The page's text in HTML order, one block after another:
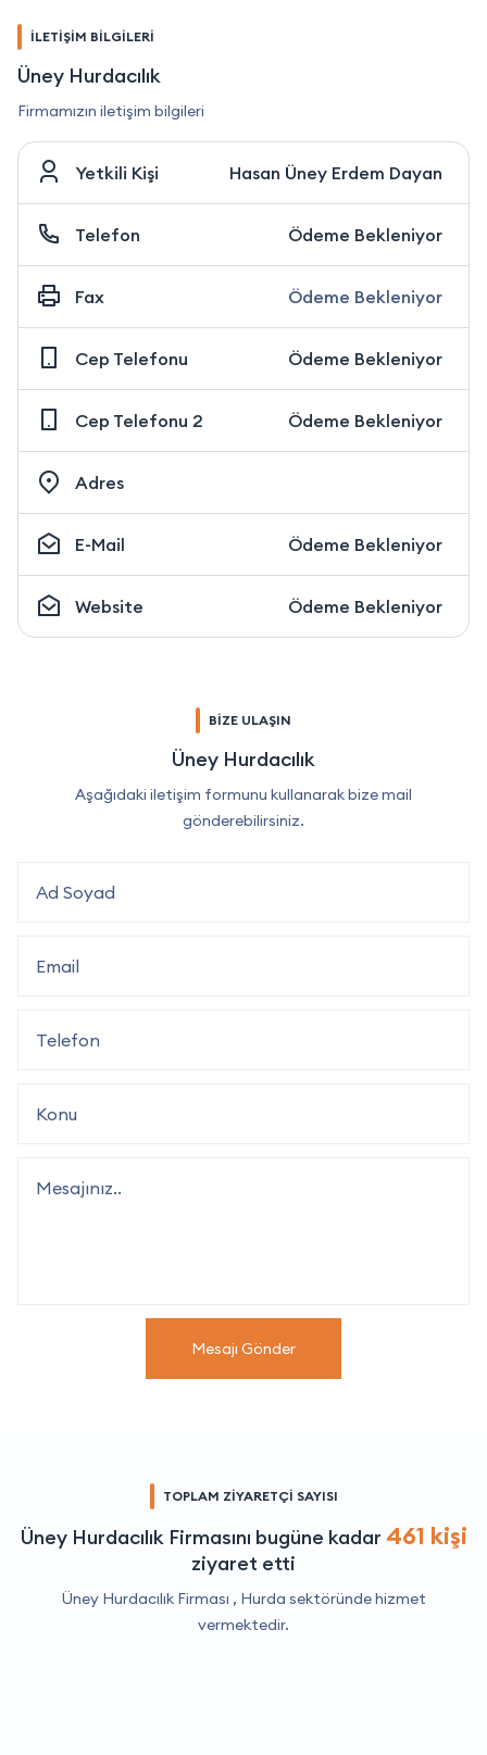
İLETİŞİM BİLGİLERİ
Üney Hurdacılık
Firmamızın iletişim bilgileri
Yetkili Kişi Hasan Üney Erdem Dayan
Telefon Ödeme Bekleniyor
Fax Ödeme Bekleniyor
Cep Telefonu Ödeme Bekleniyor
Cep Telefonu 2 Ödeme Bekleniyor
Adres
E-Mail Ödeme Bekleniyor
Website Ödeme Bekleniyor
BİZE ULAŞIN
Üney Hurdacılık
Aşağıdaki iletişim formunu kullanarak bize mail
gönderebilirsiniz.
Mesajı Gönder
TOPLAM ZİYARETÇİ SAYISI
Üney Hurdacılık Firmasını bugüne kadar 461 kişi
ziyaret etti
Üney Hurdacılık Firması , Hurda sektöründe hizmet
vermektedir.